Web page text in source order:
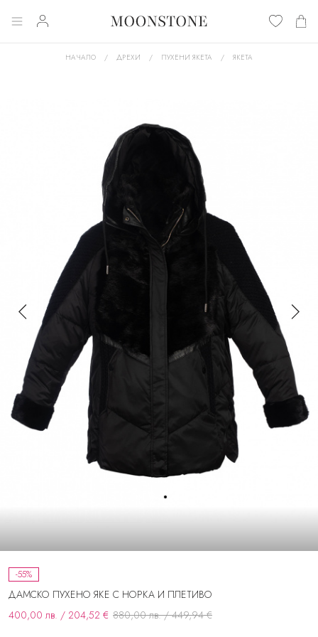
НАЧАЛО ДРЕХИ ПУХЕНИ ЯКЕТА ЯКЕТА
-55%
ДАМСКО ПУХЕНО ЯКЕ С НОРКА И ПЛЕТИВО
400,00 лв. / 204,52 € 880,00 лв. / 449,94 €